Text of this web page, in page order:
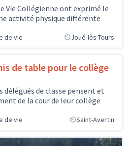
Vie Collégienne ont exprimé le
activité physique différente
de vie Joué-lès-Tours
de table pour le collège
délégués de classe pensent et
de la cour de leur collège
de vie Saint-Avertin